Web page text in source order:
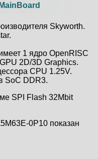
Skyworth.
1 ядро OpenRISC
2D/3D Graphics.
CPU 1.25V.
SoC DDR3.
SPI Flash 32Mbit
0P10 показан